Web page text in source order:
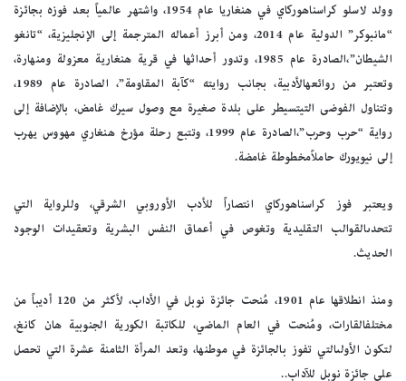
وولد لاسلو كراسناهوركاي في هنغاريا عام ، واشتهر عالمياً بعد فوزه بجائزة
“مانبوكر” الدولية عام2014 ، ومن أبرز أعماله المترجمة إلى الإنجليزية، “تانغو
الشيطان”،الصادرة عام ، وتدور أحداثها في قرية هنغارية معزولة ومنهارة،
وتعتبر من روائعهالأدبية، بجانب روايته “كآبة المقاومة”، الصادرة عام
،
وتتناول الفوضى التيتسيطر على بلدة صغيرة مع وصول سيرك غامض، بالإضافة إلى
رواية “حرب وحرب”،الصادرة عام1999 ، وتتبع رحلة مؤرخ هنغاري مهووس يهرب
إلى نيويورك حاملاًمخطوطة غامضة.
ويعتبر فوز كراسناهوركاي انتصاراً للأدب الأوروبي الشرقي، وللرواية
التي
تتحدىالقوالب التقليدية وتغوص في أعماق النفس البشرية وتعقيدات الوجود
الحديث.
ومنذ انطلاقها عام ، مُنحت جائزة نوبل في الأداب، لأكثر من أديباً من
مختلفالقارات، ومُنحت في العام الماضي، للكاتبة الكورية الجنوبية هان كانغ،
لتكون الأولىالتي تفوز بالجائزة في موطنها، وتعد المرأة الثامنة عشرة التي تحصل
على جائزة نوبل للآداب..